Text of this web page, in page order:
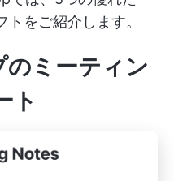
をご紹介します。
のミーティン
ト